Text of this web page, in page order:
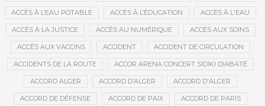
ACCÈS À L’EAU POTABLE ACCÈS À L’ÉDUCATION ACCÈS À L'EAU
ACCÈS À LA JUSTICE ACCÈS AU NUMÉRIQUE ACCÈS AUX SOINS
ACCÈS AUX VACCINS ACCIDENT ACCIDENT DE CIRCULATION
ACCIDENTS DE LA ROUTE ACCOR ARENA CONCERT SIDIKI DIABATÉ
ACCORD ALGER ACCORD D’ALGER ACCORD D'ALGER
ACCORD DE DÉFENSE ACCORD DE PAIX ACCORD DE PARIS